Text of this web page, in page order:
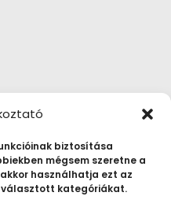
biztosítása
mégsem szeretne a
használhatja ezt az
választott kategóriákat.